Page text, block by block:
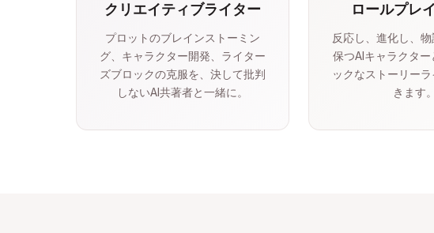
クリエイティブライター
プロットのブレインストーミン
グ、キャラクター開発、ライター
ズブロックの克服を、決して批判
しないAI共著者と一緒に。
ロールプレ
反応し、進化し、
保つAIキャラクター
ックなストーリー
きます。